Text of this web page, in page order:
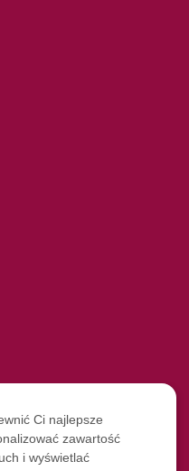
Ci najlepsze
zawartość
i wyświetlać